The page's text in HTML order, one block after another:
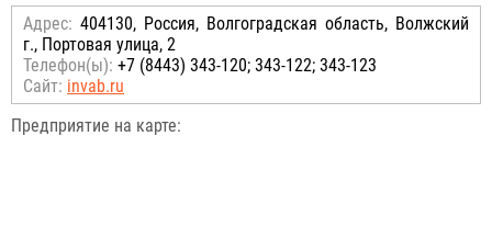
Адрес: 404130, Россия, Волгоградская область, Волжский
г., Портовая улица, 2
Телефон(ы): +7 (8443) 343-120; 343-122; 343-123
Сайт: invab.ru
Предприятие на карте: